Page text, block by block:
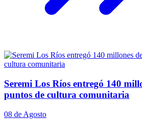
Seremi Los Ríos entregó 140
puntos de cultura comunitaria
08 de Agosto